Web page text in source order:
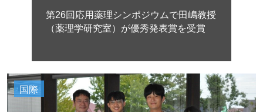
第26回応用薬理シンポジウムで田嶋教授
（薬理学研究室）が優秀発表賞を受賞
国際